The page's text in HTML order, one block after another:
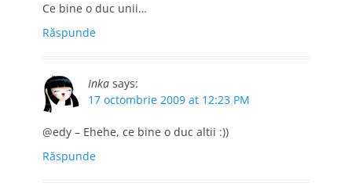
Ce bine o duc unii…
Răspunde
Inka says:
17 octombrie 2009 at 12:23 PM
@edy – Ehehe, ce bine o duc altii :))
Răspunde